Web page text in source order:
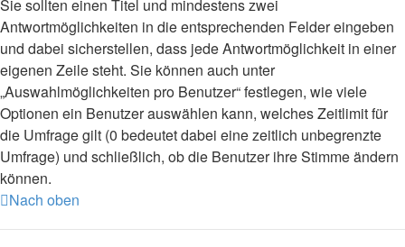
Sie sollten einen Titel und mindestens zwei
Antwortmöglichkeiten in die entsprechenden Felder eingeben
und dabei sicherstellen, dass jede Antwortmöglichkeit in einer
eigenen Zeile steht. Sie können auch unter
„Auswahlmöglichkeiten pro Benutzer“ festlegen, wie viele
Optionen ein Benutzer auswählen kann, welches Zeitlimit für
die Umfrage gilt (0 bedeutet dabei eine zeitlich unbegrenzte
Umfrage) und schließlich, ob die Benutzer ihre Stimme ändern
können.
Nach oben